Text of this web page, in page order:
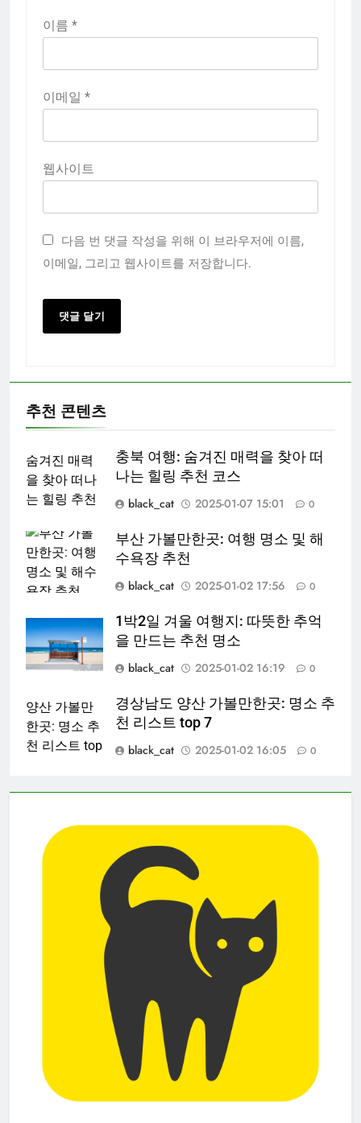
이름 *
이메일 *
웹사이트
다음 번 댓글 작성을 위해 이 브라우저에 이름,
이메일, 그리고 웹사이트를 저장합니다.
추천 콘텐츠
충북 여행: 숨겨진 매력을 찾아 떠
나는 힐링 추천 코스
black_cat
2025-01-07 15:01 0
부산 가볼만한곳: 여행 명소 및 해
수욕장 추천
black_cat
2025-01-02 17:56 0
1박2일 겨울 여행지: 따뜻한 추억
을 만드는 추천 명소
black_cat
2025-01-02 16:19 0
경상남도 양산 가볼만한곳: 명소 추
천 리스트 top 7
black_cat
2025-01-02 16:05 0